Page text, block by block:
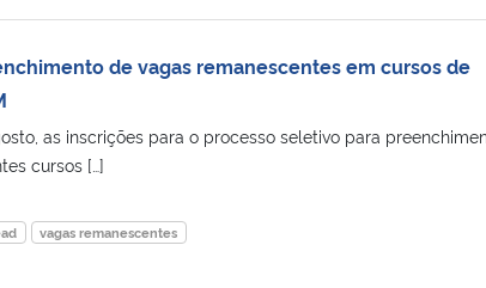
de vagas remanescentes em cursos de
as inscrições para o processo seletivo para
cursos […]
vagas remanescentes